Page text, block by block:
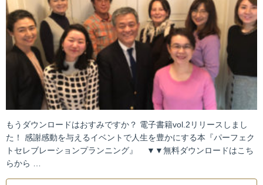
もうダウンロードはおすみですか？ 電子書籍vol.2リリースしまし
た！ 感謝感動を与えるイベントで人生を豊かにする本『パーフェク
トセレブレーションプランニング』 ▼▼無料ダウンロードはこち
らから …